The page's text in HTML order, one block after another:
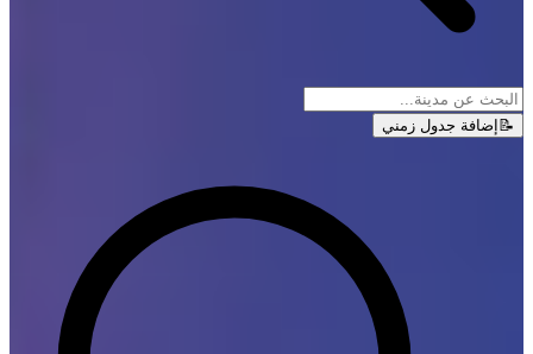
📝 إضافة جدول زمني